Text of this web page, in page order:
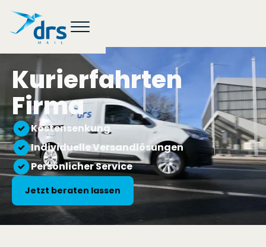
Kurierfahrten
Firma
Kostensenkung
Individuelle Versandlösungen
Persönlicher Service
Jetzt beraten lassen